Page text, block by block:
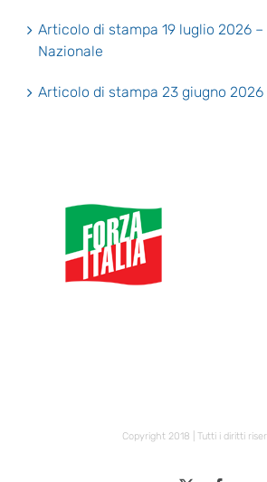
Articolo di stampa 19 luglio 2026 –
Nazionale
Articolo di stampa 23 giugno 2026
Copyright 2018 | Tutti i diritti